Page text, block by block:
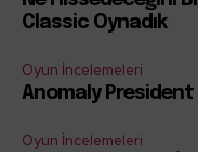
Classic Oynadık
Oyun İncelemeleri
Anomaly President
Oyun İncelemeleri